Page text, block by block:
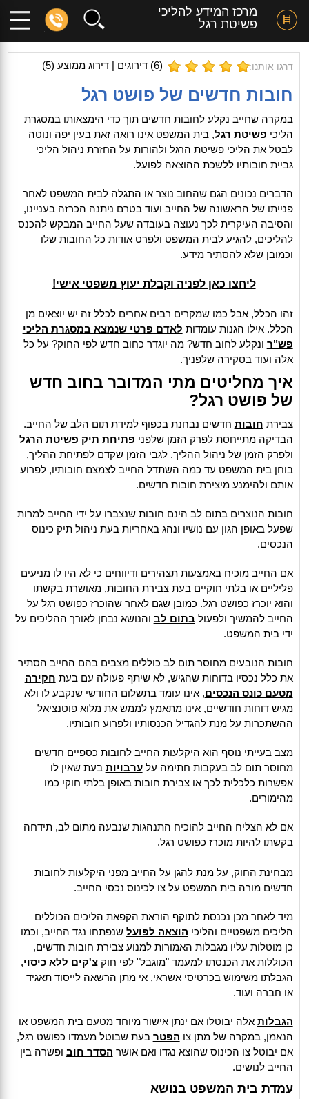
מרכז המידע להליכי
פשיטת רגל
דרגו אותנו: (
6) דירוגים | דירוג ממוצע (5
)
חובות חדשים של פושט רגל
במקרה שחייב נקלע לחובות חדשים תוך כדי הימצאותו במסגרת
הליכי פשיטת רגל, בית המשפט אינו רואה זאת בעין יפה ונוטה
לבטל את הליכי פשיטת הרגל ולהורות על החזרת ניהול הליכי
גביית חובותיו ללשכת ההוצאה לפועל.
הדברים נכונים הגם שהחוב נוצר או התגלה לבית המשפט לאחר
פנייתו של הראשונה של החייב ועוד בטרם ניתנה הכרזה בעניינו,
והסיבה העיקרית לכך נעוצה בעובדה שעל החייב המבקש להכנס
להליכים, להגיע לבית המשפט ולפרט אודות כל החובות שלו
וכמובן שלא להסתיר מידע.
ליחצו כאן לפניה וקבלת יעוץ משפטי אישי!
זהו הכלל, אבל כמו שמקרים רבים אחרים לכלל זה יש יוצאים מן
הכלל. אילו הגנות עומדות לאדם פרטי שנמצא במסגרת הליכי
פש"ר ונקלע לחוב חדש? מה יוגדר כחוב חדש לפי החוק? על כל
אלה ועוד בסקירה שלפניך.
איך מחליטים מתי המדובר בחוב חדש
של פושט רגל?
צבירת חובות חדשים נבחנת בכפוף למידת תום הלב של החייב.
הבדיקה מתייחסת לפרק הזמן שלפני פתיחת תיק פשיטת הרגל
ולפרק הזמן של ניהול ההליך. לגבי הזמן שקדם לפתיחת ההליך,
בוחן בית המשפט עד כמה השתדל החייב לצמצם חובותיו, לפרוע
אותם ולהימנע מיצירת חובות חדשים.
חובות הנוצרים בתום לב הינם חובות שנצברו על ידי החייב למרות
שפעל באופן הגון עם נושיו ונהג באחריות בעת ניהול תיק כינוס
הנכסים.
אם החייב מוכיח באמצעות תצהירים ודיווחים כי לא היו לו מניעים
פליליים או בלתי חוקיים בעת צבירת החובות, מאושרת בקשתו
והוא יוכרז כפושט רגל. כמובן שגם לאחר שהוכרז כפושט רגל על
החייב להמשיך ולפעול בתום לב והנושא נבחן לאורך ההליכים על
ידי בית המשפט.
חובות הנובעים מחוסר תום לב כוללים מצבים בהם החייב הסתיר
את כלל נכסיו בדוחות שהגיש, לא שיתף פעולה עם בעת חקירה
מטעם כונס הנכסים, אינו עומד בתשלום החודשי שנקבע לו ולא
מגיש דוחות חודשיים, אינו מתאמץ לממש את מלוא פוטנציאל
ההשתכרות על מנת להגדיל הכנסותיו ולפרוע חובותיו.
מצב בעייתי נוסף הוא היקלעות החייב לחובות כספיים חדשים
מחוסר תום לב בעקבות חתימה עלערבויות בעת שאין לו
אפשרות כלכלית לכך או צבירת חובות באופן בלתי חוקי כמו
מהימורים.
אם לא הצליח החייב להוכיח התנהגות שנבעה מתום לב, תידחה
בקשתו להיות מוכרז כפושט רגל.
מבחינת החוק, על מנת להגן על החייב מפני היקלעות לחובות
חדשים מורה בית המשפט על צו לכינוס נכסי החייב.
מיד לאחר מכן נכנסת לתוקף הוראת הקפאת הליכים הכוללים
הליכים משפטיים והליכי הוצאה לפועל שנפתחו נגד החייב, וכמו
כן מוטלות עליו מגבלות האמורות למנוע צבירת חובות חדשים,
הכוללות את הכנסתו למעמד "מוגבל" לפי חוקצ'קים ללא כיסוי,
הגבלתו משימוש בכרטיסי אשראי, אי מתן הרשאה לייסוד תאגיד
או חברה ועוד.
הגבלות אלה יבוטלו אם ינתן אישור מיוחד מטעם בית המשפט או
הנאמן, במקרה של מתן צו הפטר בעת שבוטל מעמדו כפושט רגל,
אם יבוטל צו הכינוס שהוצא נגדו ואם אושר הסדר חוב ופשרה בין
החייב לנושים.
עמדת בית המשפט בנושא